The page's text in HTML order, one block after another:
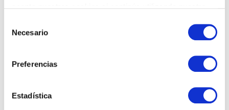
Necesario
Preferencias
Estadística